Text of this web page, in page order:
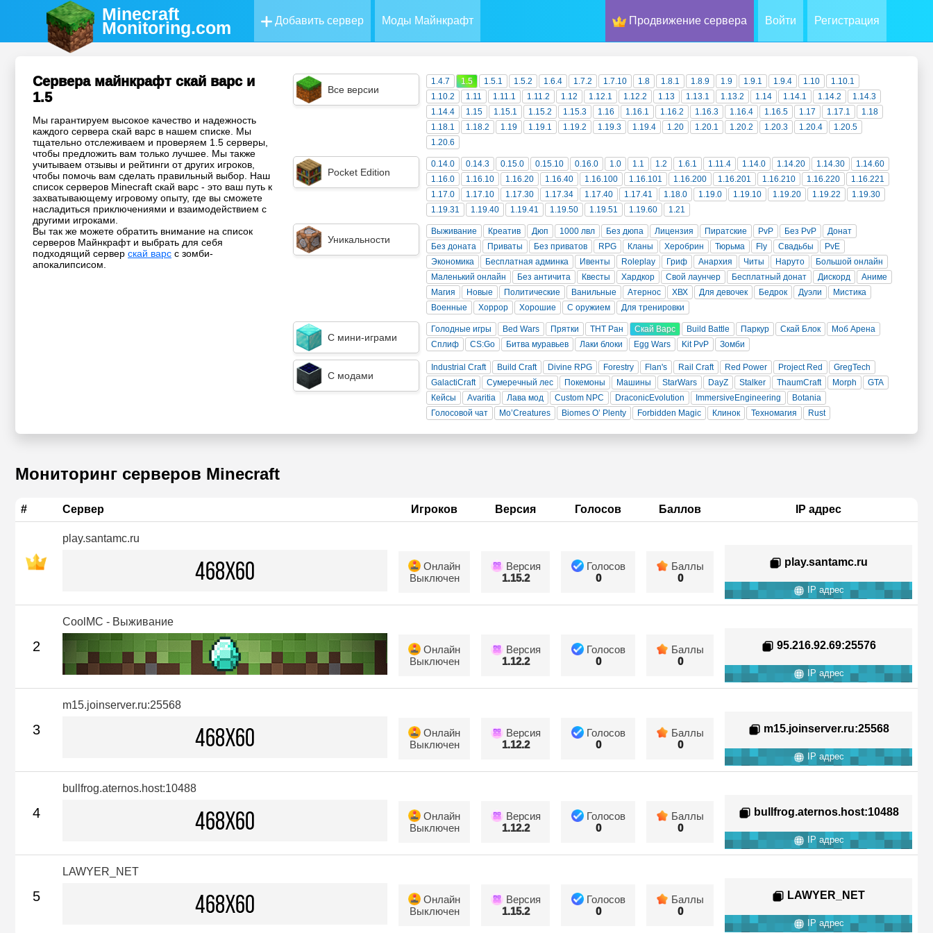
Minecraft
Monitoring.com Добавить сервер Моды Майнкрафт Продвижение сервера Войти Регистрация
Сервера майнкрафт скай варс и
1.5
Мы гарантируем высокое качество и надежность
каждого сервера скай варс в нашем списке. Мы
тщательно отслеживаем и проверяем 1.5 серверы,
чтобы предложить вам только лучшее. Мы также
учитываем отзывы и рейтинги от других игроков,
чтобы помочь вам сделать правильный выбор. Наш
список серверов Minecraft скай варс - это ваш путь к
захватывающему игровому опыту, где вы сможете
насладиться приключениями и взаимодействием с
другими игроками.
Вы так же можете обратить внимание на список
серверов Майнкрафт и выбрать для себя
подходящий сервер скай варс с зомби-
апокалипсисом.
Все версии
1.4.7 1.5 1.5.1 1.5.2 1.6.4 1.7.2 1.7.10 1.8 1.8.1 1.8.9 1.9 1.9.1 1.9.4 1.10
1.10.1
1.10.2
1.11 1.11.1 1.11.2 1.12 1.12.1 1.12.2 1.13 1.13.1 1.13.2 1.14 1.14.1 1.14.2
1.14.3
1.14.4
1.15 1.15.1 1.15.2 1.15.3 1.16 1.16.1 1.16.2 1.16.3 1.16.4 1.16.5 1.17 1.17.1
1.18
1.18.1
1.18.2 1.19 1.19.1 1.19.2 1.19.3 1.19.4 1.20 1.20.1 1.20.2 1.20.3 1.20.4
1.20.5
1.20.6
Pocket Edition
0.14.0 0.14.3 0.15.0 0.15.10 0.16.0 1.0 1.1 1.2 1.6.1 1.11.4 1.14.0 1.14.20 1.14.30
1.14.60
1.16.0
1.16.10 1.16.20 1.16.40 1.16.100 1.16.101 1.16.200 1.16.201 1.16.210 1.16.220
1.16.221
1.17.0
1.17.10 1.17.30 1.17.34 1.17.40 1.17.41 1.18.0 1.19.0 1.19.10 1.19.20 1.19.22
1.19.30
1.19.31
1.19.40 1.19.41 1.19.50 1.19.51 1.19.60 1.21
Уникальности
Выживание Креатив Дюп 1000 лвл Без дюпа Лицензия Пиратские PvP Без PvP
Донат
Без доната
Приваты Без приватов RPG Кланы Херобрин Тюрьма Fly Свадьбы
PvE
Экономика
Бесплатная админка Ивенты Roleplay Гриф Анархия Читы Наруто
Большой онлайн
Маленький онлайн
Без античита Квесты Хардкор Свой лаунчер Бесплатный донат Дискорд
Аниме
Магия
Новые Политические Ванильные Атернос ХВХ Для девочек Бедрок Дуэли
Мистика
Военные
Хоррор Хорошие С оружием Для тренировки
С мини-играми
Голодные игры Bed Wars Прятки ТНТ Ран Скай Варс Build Battle Паркур Скай Блок
Моб Арена
Сплиф
CS:Go Битва муравьев Лаки блоки Egg Wars Kit PvP Зомби
С модами
Industrial Craft Build Craft Divine RPG Forestry Flan's Rail Craft Red Power Project Red
GregTech
GalactiCraft
Сумеречный лес Покемоны Машины StarWars DayZ Stalker ThaumCraft Morph
GTA
Кейсы
Avaritia Лава мод Custom NPC DraconicEvolution ImmersiveEngineering
Botania
Голосовой чат
Mo’Creatures Biomes O’ Plenty Forbidden Magic Клинок Техномагия Rust
Мониторинг серверов Minecraft
# Сервер Игроков Версия Голосов Баллов IP адрес
play.santamc.ru
Онлайн
Выключен
Версия
1.15.2
Голосов
0
Баллы
0
play.santamc.ru
IP адрес
2
CoolMC - Выживание
Онлайн
Выключен
Версия
1.12.2
Голосов
0
Баллы
0
95.216.92.69:25576
IP адрес
3
m15.joinserver.ru:25568
Онлайн
Выключен
Версия
1.12.2
Голосов
0
Баллы
0
m15.joinserver.ru:25568
IP адрес
4
bullfrog.aternos.host:10488
Онлайн
Выключен
Версия
1.12.2
Голосов
0
Баллы
0
bullfrog.aternos.host:10488
IP адрес
5
LAWYER_NET
Онлайн
Выключен
Версия
1.15.2
Голосов
0
Баллы
0
LAWYER_NET
IP адрес